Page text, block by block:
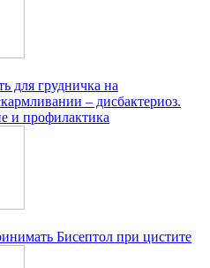
для грудничка на
– дисбактериоз.
и профилактика
Бисептол при цистите